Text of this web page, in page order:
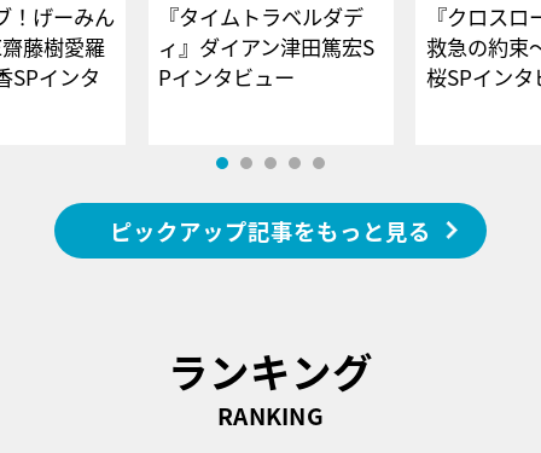
！げーみん
藤樹愛羅
SPインタ
『タイムトラベルダデ
ィ』ダイアン津田篤宏S
Pインタビュー
『クロス
救急の約束
桜SPイ
ピックアップ記事をもっと見る
ランキング
RANKING